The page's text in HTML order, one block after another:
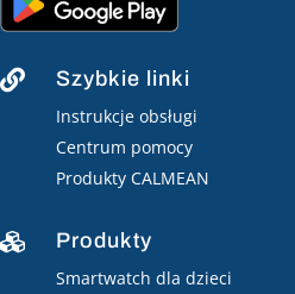
 Szybkie linki
Instrukcje obsługi
Centrum pomocy
Produkty CALMEAN
 Produkty
Smartwatch dla dzieci